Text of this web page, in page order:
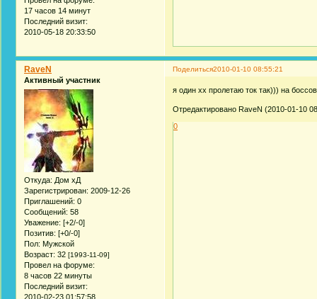
17 часов 14 минут
Последний визит:
2010-05-18 20:33:50
Поделиться2010-01-10 08:55:21
RaveN
Активный участник
Откуда: Дом хД
Зарегистрирован: 2009-12-26
Приглашений: 0
Сообщений: 58
Уважение: [+2/-0]
Позитив: [+0/-0]
Пол: Мужской
Возраст: 32 [1993-11-09]
Провел на форуме:
8 часов 22 минуты
Последний визит:
2010-02-23 01:57:58
я один хх пролетаю ток так))) на
Отредактировано RaveN (2010-01-10
0